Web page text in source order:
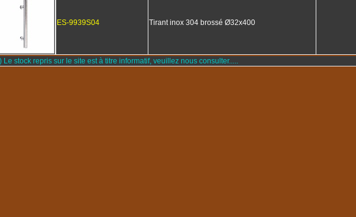
ES-9939S04 Tirant inox 304 brossé Ø32x400
Le stock repris sur le site est à titre informatif, veuillez nous consulter.....